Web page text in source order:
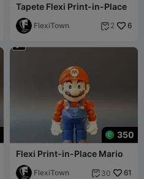
Tapete Flexi Print-in-Place
FlexiTown  2 6
350
Flexi Print-in-Place Mario
FlexiTown  30 61